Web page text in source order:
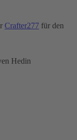
Crafter277 für den
Hedin